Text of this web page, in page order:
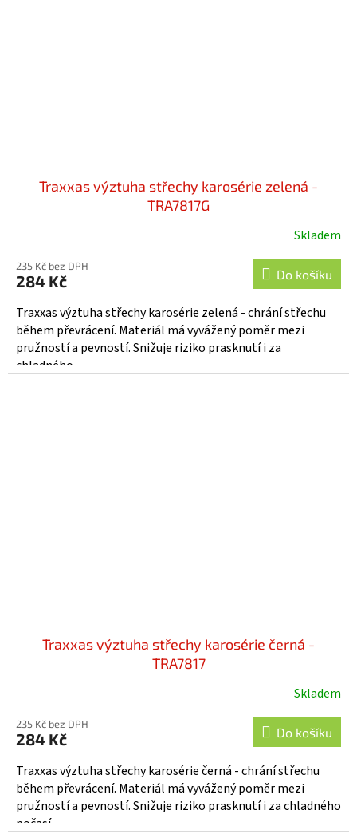
Traxxas výztuha střechy karosérie zelená -
TRA7817G
Skladem
235 Kč bez DPH
284 Kč Do košíku
Traxxas výztuha střechy karosérie zelená - chrání střechu
během převrácení. Materiál má vyvážený poměr mezi
pružností a pevností. Snižuje riziko prasknutí i za
chladného...
Traxxas výztuha střechy karosérie černá -
TRA7817
Skladem
235 Kč bez DPH
284 Kč Do košíku
Traxxas výztuha střechy karosérie černá - chrání střechu
během převrácení. Materiál má vyvážený poměr mezi
pružností a pevností. Snižuje riziko prasknutí i za chladného
počasí....